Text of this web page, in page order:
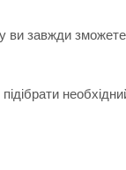
ви завжди